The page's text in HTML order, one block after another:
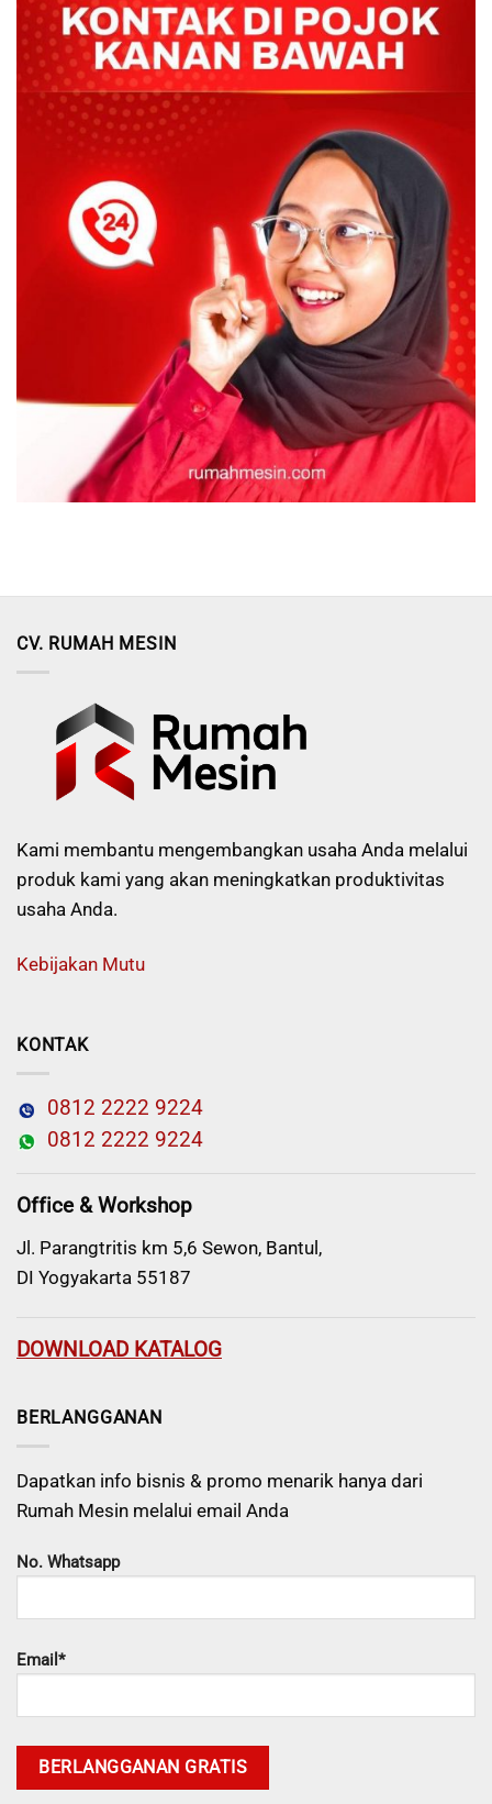
CV. RUMAH MESIN
Kami membantu mengembangkan usaha Anda melalui
produk kami yang akan meningkatkan produktivitas
usaha Anda.
Kebijakan Mutu
KONTAK
0812 2222 9224
0812 2222 9224
Office & Workshop
Jl. Parangtritis km 5,6 Sewon, Bantul,
DI Yogyakarta 55187
DOWNLOAD KATALOG
BERLANGGANAN
Dapatkan info bisnis & promo menarik hanya dari
Rumah Mesin melalui email Anda
No. Whatsapp
Email*